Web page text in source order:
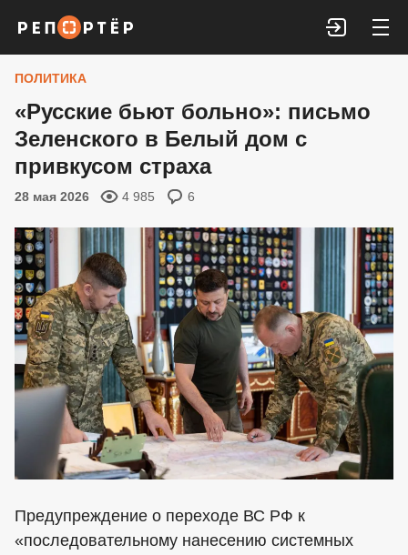
Войти
ПОЛИТИКА
«Русские бьют больно»: письмо
Зеленского в Белый дом с
привкусом страха
28 мая 2026 4 985 6
Предупреждение о переходе ВС РФ к
«последовательному нанесению системных